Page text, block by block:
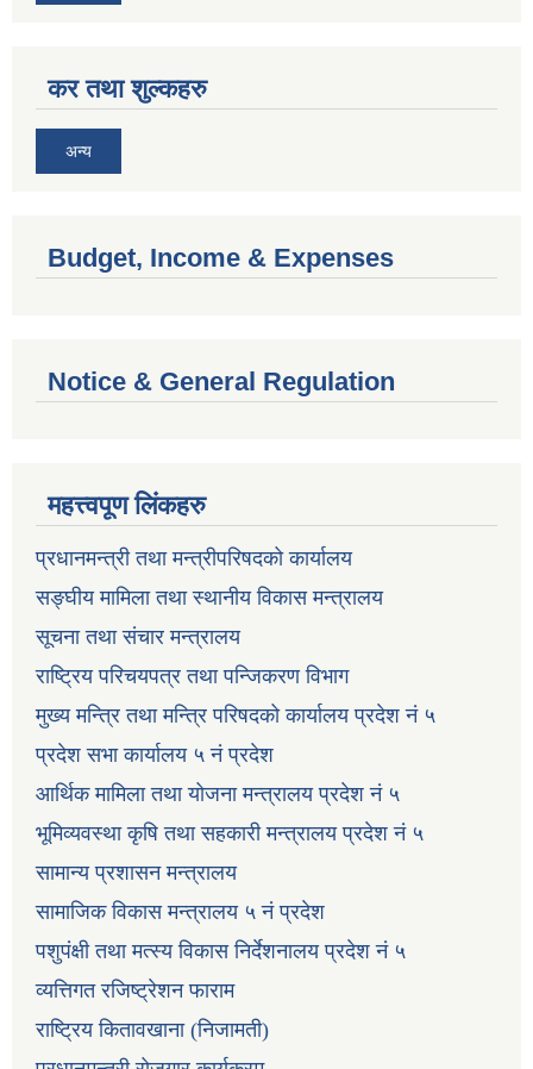
कर तथा शुल्कहरु
अन्य
Budget, Income & Expenses
Notice & General Regulation
महत्त्वपूण लिंकहरु
प्रधानमन्त्री तथा मन्त्रीपरिषदको कार्यालय
सङ्घीय मामिला तथा स्थानीय विकास मन्त्रालय
सूचना तथा संचार मन्त्रालय
राष्ट्रिय परिचयपत्र तथा पन्जिकरण विभाग
मुख्य मन्त्रि तथा मन्त्रि परिषदको कार्यालय प्रदेश नं ५
प्रदेश सभा कार्यालय ५ नं प्रदेश
आर्थिक मामिला तथा योजना मन्त्रालय प्रदेश नं ५
भूमिव्यवस्था कृषि तथा सहकारी मन्त्रालय प्रदेश नं ५
सामान्य प्रशासन मन्त्रालय
सामाजिक विकास मन्त्रालय ५ नं प्रदेश
पशुपंक्षी तथा मत्स्य विकास निर्देशनालय प्रदेश नं ५
व्यत्तिगत रजिष्ट्रेशन फाराम
राष्ट्रिय कितावखाना (निजामती)